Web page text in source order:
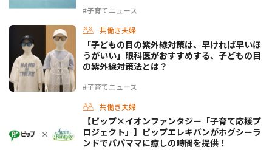
#子育てニュース
共働き夫婦
#子育てニュース
「子どもの目の紫外線対策は、早ければ早いほ
うがいい」眼科医がおすすめする、子どもの目
の紫外線対策法とは？
共働き夫婦
【ピップ×イオンファンタジー「子育て応援プ
ロジェクト」】ピップエレキバンがホグシーラ
ンドでパパママに癒しの時間を提供！